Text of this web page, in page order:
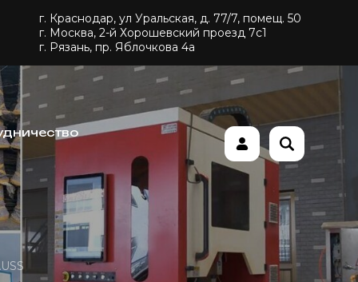
г. Краснодар, ул Уральская, д. 77/7, помещ. 50
г. Москва, 2-й Хорошевский проезд 7с1
г. Рязань, пр. Яблочкова 4а